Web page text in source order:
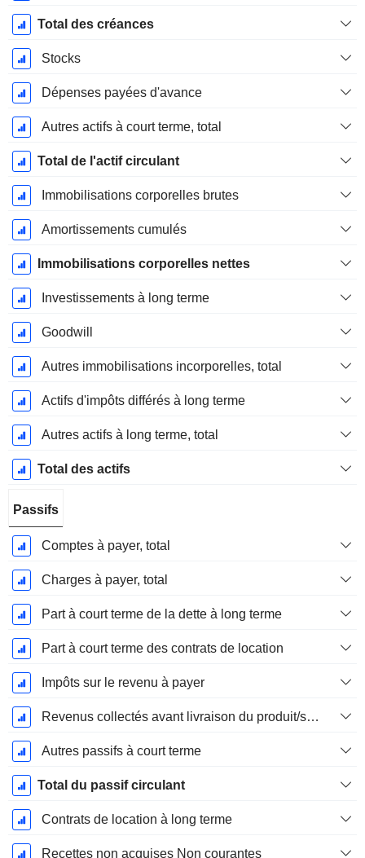
Total des créances
Stocks
Dépenses payées d'avance
Autres actifs à court terme, total
Total de l'actif circulant
Immobilisations corporelles brutes
Amortissements cumulés
Immobilisations corporelles nettes
Investissements à long terme
Goodwill
Autres immobilisations incorporelles, total
Actifs d'impôts différés à long terme
Autres actifs à long terme, total
Total des actifs
Passifs
Comptes à payer, total
Charges à payer, total
Part à court terme de la dette à long terme
Part à court terme des contrats de location
Impôts sur le revenu à payer
Revenus collectés avant livraison du produit/service
Autres passifs à court terme
Total du passif circulant
Contrats de location à long terme
Recettes non acquises Non courantes